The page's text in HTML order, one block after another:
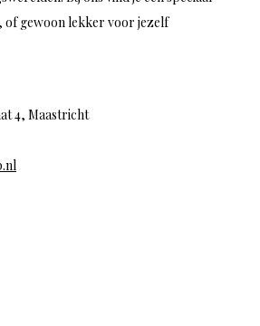
of gewoon lekker voor jezelf
4, Maastricht